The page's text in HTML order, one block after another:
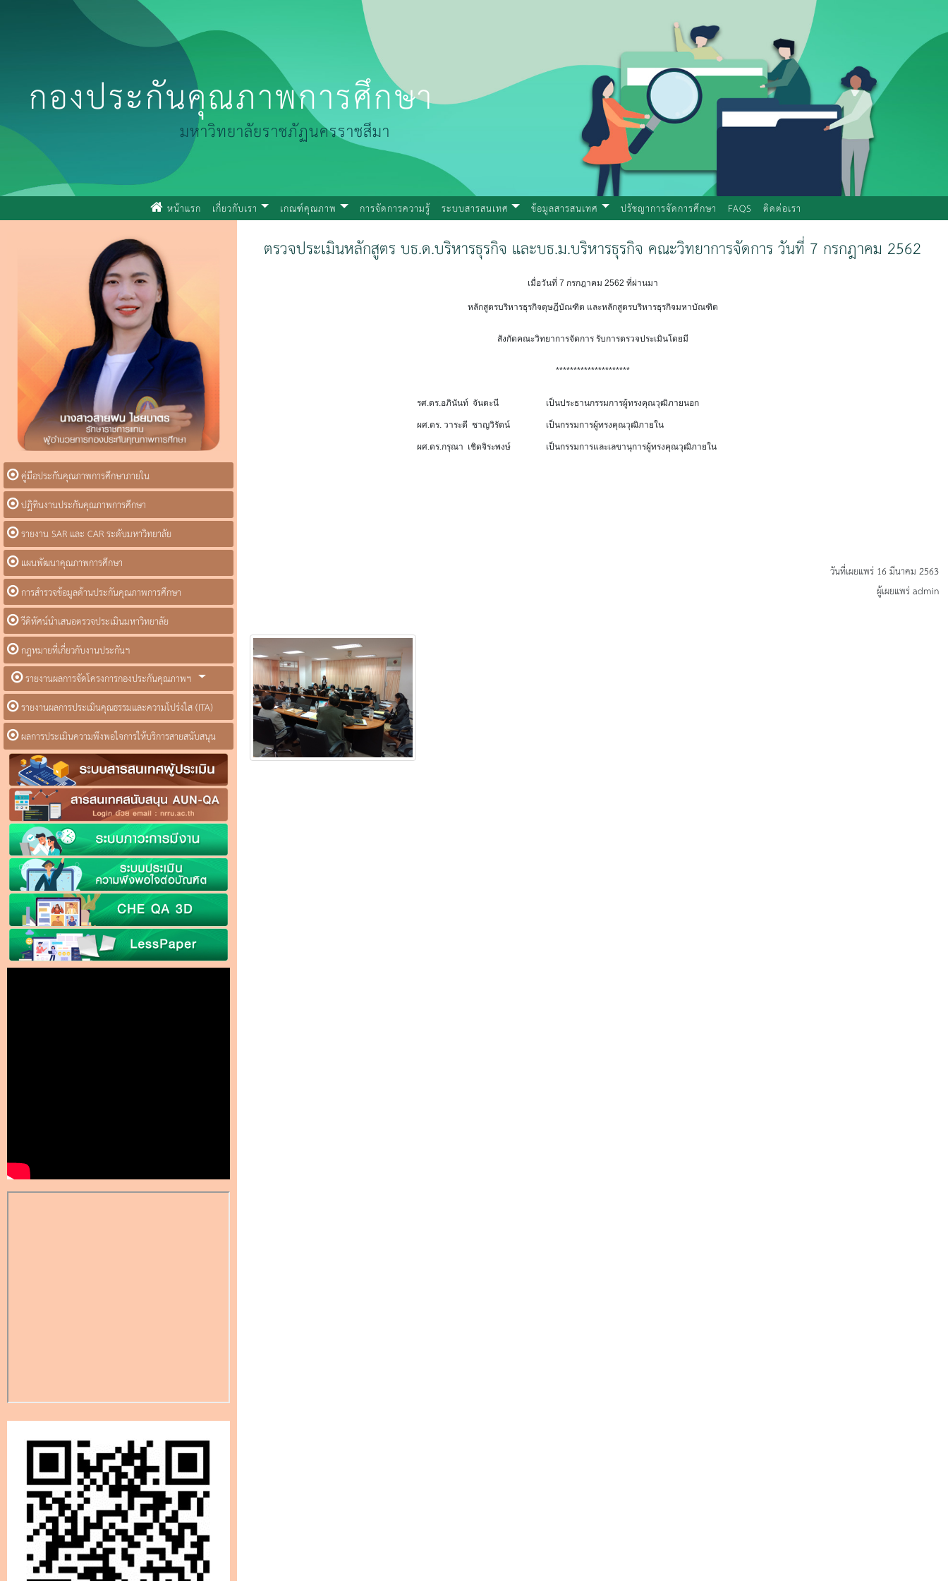
กองประกันคุณภาพการศึกษา
มหาวิทยาลัยราชภัฏนครราชสีมา
หน้าแรก(current)
เกี่ยวกับเรา เกณฑ์คุณภาพ การจัดการความรู้ ระบบสารสนเทศ ข้อมูลสารสนเทศ ปรัชญาการจัดการศึกษา FAQS ติดต่อเรา
คู่มือประกันคุณภาพการศึกษาภายใน
ปฏิทินงานประกันคุณภาพการศึกษา
รายงาน SAR และ CAR ระดับมหาวิทยาลัย
แผนพัฒนาคุณภาพการศึกษา
การสำรวจข้อมูลด้านประกันคุณภาพการศึกษา
วีดิทัศน์นำเสนอตรวจประเมินมหาวิทยาลัย
กฎหมายที่เกี่ยวกับงานประกันฯ
รายงานผลการจัดโครงการกองประกันคุณภาพฯ
รายงานผลการประเมินคุณธรรมและความโปร่งใส (ITA)
ผลการประเมินความพึงพอใจการให้บริการสายสนับสนุน
ตรวจประเมินหลักสูตร บธ.ด.บริหารธุรกิจ และบธ.ม.บริหารธุรกิจ คณะวิทยาการจัดการ วันที่ 7 กรกฎาคม 2562
เมื่อวันที่ 7 กรกฎาคม 2562 ที่ผ่านมา
หลักสูตรบริหารธุรกิจดุษฎีบัณฑิต และหลักสูตรบริหารธุรกิจมหาบัณฑิต
สังกัดคณะวิทยาการจัดการ รับการตรวจประเมินโดยมี
*********************
รศ.ดร.อภินันท์ จันตะนี เป็นประธานกรรมการผู้ทรงคุณวุฒิภายนอก
ผศ.ดร. วาระดี ชาญวิรัตน์ เป็นกรรมการผู้ทรงคุณวุฒิภายใน
ผศ.ดร.กรุณา เชิดจิระพงษ์ เป็นกรรมการและเลขานุการผู้ทรงคุณวุฒิภายใน
วันที่เผยแพร่ 16 มีนาคม 2563
ผู้เผยแพร่ admin